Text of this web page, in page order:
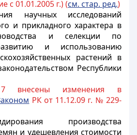
с 01.01.2005 г.) (см. стар. ред.)
научных исследований
и прикладного характера в
и селекции по
и использованию
растений в
Республики
внесены изменения в
РК от 11.12.09 г. № 229-
производства
и удешевления стоимости